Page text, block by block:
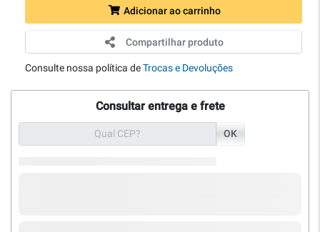
Adicionar ao carrinho
Compartilhar produto
Consulte nossa política deTrocas e Devoluções
Consultar entrega e frete
OK